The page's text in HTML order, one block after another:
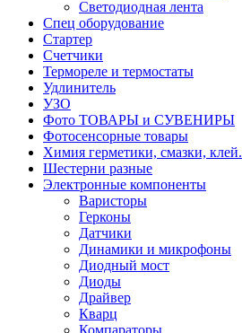
Светодиодная лента
Спец оборудование
Стартер
Счетчики
Термореле и термостаты
Удлинитель
УЗО
Фото ТОВАРЫ и СУВЕНИРЫ
Фотосенсорные товары
Химия герметики, смазки, клей.
Шестерни разные
Электронные компоненты
Варисторы
Герконы
Датчики
Динамики и микрофоны
Диодный мост
Диоды
Драйвер
Кварц
Компараторы